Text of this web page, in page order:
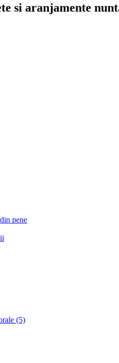
si aranjamente
pene
(5)